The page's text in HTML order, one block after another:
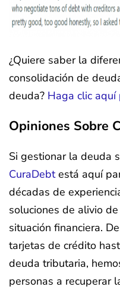
¿Quiere saber la
consolidación de
deuda? Haga clic aquí
Opiniones Sobre
Si gestionar la deuda
CuraDebtestá aquí
décadas de
soluciones de alivio
situación financiera.
tarjetas de crédito
deuda tributaria,
personas a recuperar